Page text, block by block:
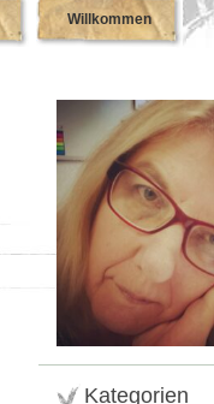
Willkommen
Kategorien